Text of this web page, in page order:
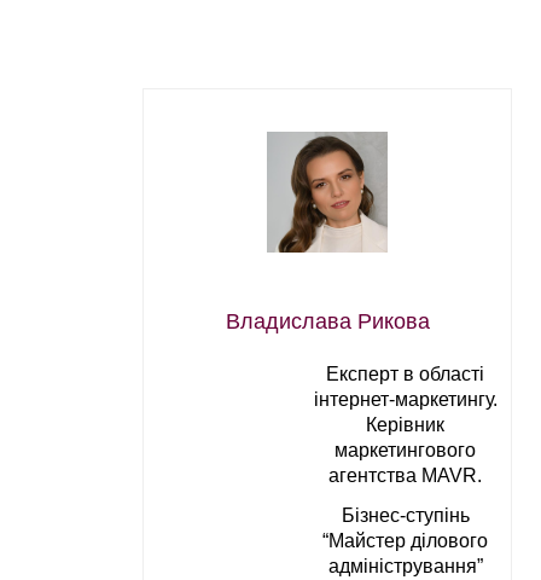
Владислава Рикова
Експерт в області
інтернет-маркетингу.
Керівник
маркетингового
агентства MAVR.
Бізнес-ступінь
“Майстер ділового
адміністрування”